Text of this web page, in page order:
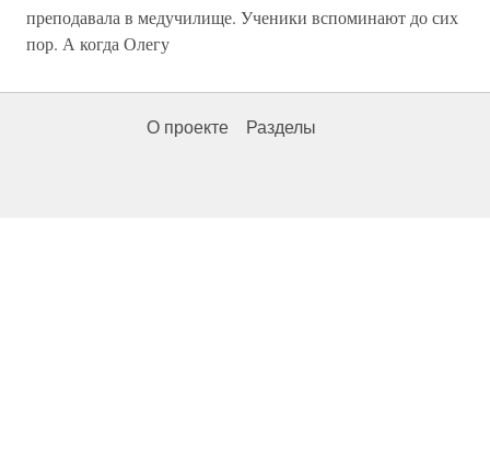
преподавала в медучилище. Ученики вспоминают до сих
пор. А когда Олегу
О проекте Разделы